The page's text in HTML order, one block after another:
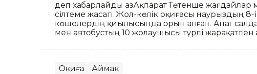
деп хабарлайды ҚазАқпарат Төтенше жағдайлар
сілтеме жасап. Жол-көлік оқиғасы наурыздың
көшелердің қиылысында орын алған. Апат
мен автобустың 10 жолаушысы түрлі жарақатпен
Оқиға Аймақ